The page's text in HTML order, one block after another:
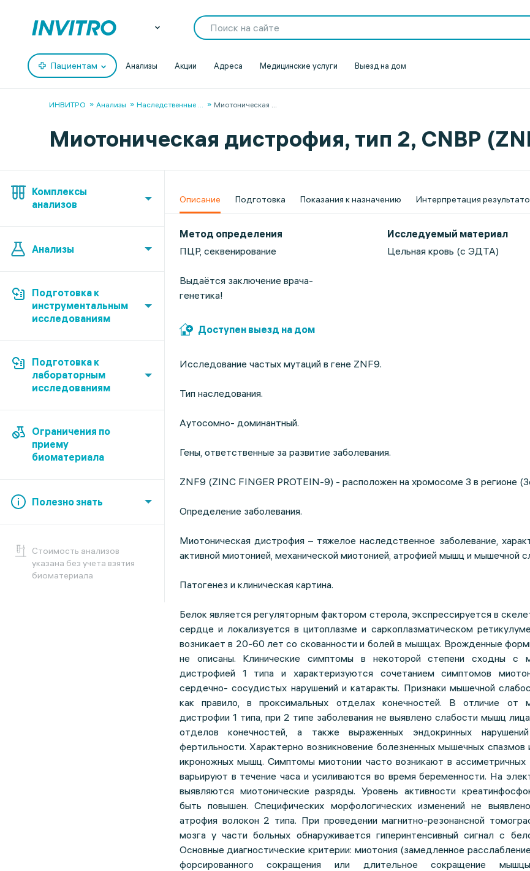
Пациентам Анализы Акции Адреса Медицинские услуги Выезд на дом
ИНВИТРО Анализы Наследственные ... Миотоническая ...
Миотоническая дистрофия, тип 2, CNBP
Комплексы
анализов
Анализы
Подготовка к
инструментальным
исследованиям
Подготовка к
лабораторным
исследованиям
Ограничения по
приему
биоматериала
Полезно знать
Cтоимость анализов
указана без учета взятия
биоматериала
Описание Подготовка Показания к назначению Интерпретация
Метод определения
ПЦР, секвенирование
Выдаётся заключение врача-
генетика!
Исследуемый материал
Цельная кровь (с ЭДТА)
Доступен выезд на дом
Исследование частых мутаций в гене ZNF9.
Тип наследования.
Аутосомно- доминантный.
Гены, ответственные за развитие заболевания.
ZNF9 (ZINC FINGER PROTEIN-9) - расположен на хромосоме 3 в регионе
Определение заболевания.
Миотоническая дистрофия – тяжелое наследственное заболевание,
активной миотонией, механической миотонией, атрофией мышц и мышечной
Патогенез и клиническая картина.
Белок является регуляторным фактором стерола, экспрессируется в
сердце и локализуется в цитоплазме и саркоплазматическом
возникает в 20-60 лет со скованности и болей в мышцах. Врожденные
не описаны. Клинические симптомы в некоторой степени сходны с
дистрофией 1 типа и характеризуются сочетанием симптомов
сердечно- сосудистых нарушений и катаракты. Признаки мышечной
как правило, в проксимальных отделах конечностей. В отличие от
дистрофии 1 типа, при 2 типе заболевания не выявлено слабости мышц
отделов конечностей, а также выраженных эндокринных
фертильности. Характерно возникновение болезненных мышечных спазмов
икроножных мышц. Симптомы миотонии часто возникают в ассиметричных
варьируют в течение часа и усиливаются во время беременности. На
выявляются миотонические разряды. Уровень активности
быть повышен. Специфических морфологических изменений не
атрофия волокон 2 типа. При проведении магнитно-резонансной
мозга у части больных обнаруживается гиперинтенсивный сигнал с
Основные диагностические критерии: миотония (замедленное
форсированного сокращения или длительное сокращение